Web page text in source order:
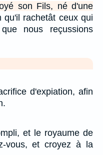
son Fils, né d'une
qu'il rachetât ceux qui
nous reçussions
d'expiation, afin
et le royaume de
vous, et croyez à la